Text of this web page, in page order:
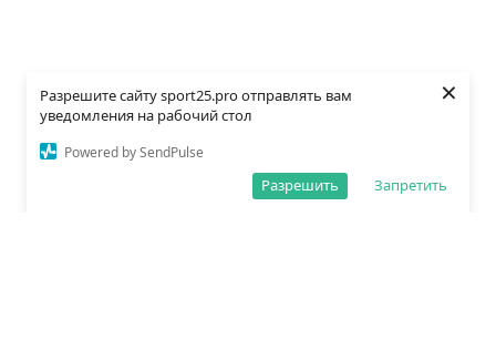
Разрешите сайту sport25.pro отправлять вам
уведомления на рабочий стол
Powered by SendPulse
Запретить
Разрешить
×